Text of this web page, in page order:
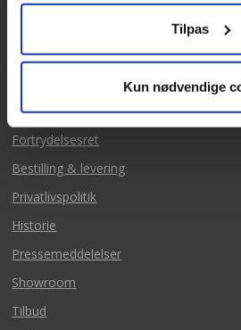
Tilpas
Kun nødvendige
Salgs & leveringsbetingelse
Fortrydelsesret
Bestilling & levering
Privatlivspolitik
Historie
Pressemeddelelser
Showroom
Tilbud